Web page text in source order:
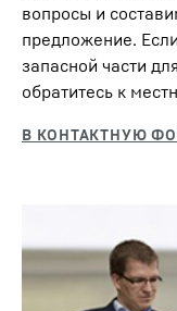
вопросы и
предложение.
запасной части
обратитесь к